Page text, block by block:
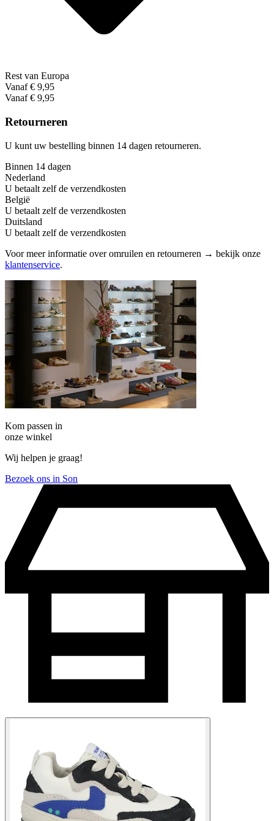
Rest van Europa
Vanaf € 9,95
Vanaf € 9,95
Retourneren
U kunt uw bestelling binnen 14 dagen retourneren.
Binnen 14 dagen
Nederland
U betaalt zelf de verzendkosten
België
U betaalt zelf de verzendkosten
Duitsland
U betaalt zelf de verzendkosten
Voor meer informatie over omruilen en retourneren → bekijk onze
klantenservice.
Kom passen in
onze winkel
Wij helpen je graag!
Bezoek ons in Son